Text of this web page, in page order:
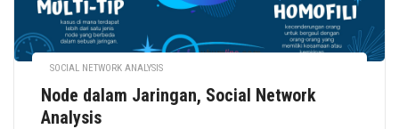
SOCIAL NETWORK ANALYSIS
Node dalam Jaringan, Social Network
Analysis